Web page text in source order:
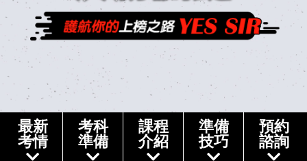
最新
考情
考科
準備
課程
介紹
準備
技巧
預約
諮詢